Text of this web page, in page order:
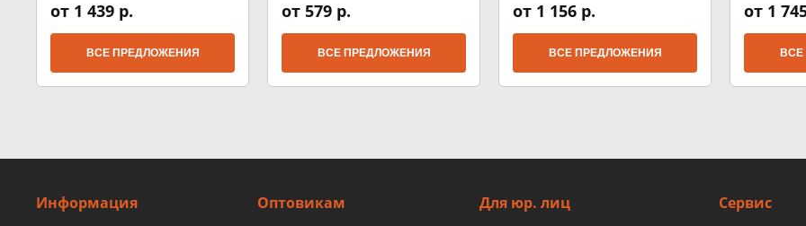
от 1 439 р.
ВСЕ ПРЕДЛОЖЕНИЯ
от 579 р.
ВСЕ ПРЕДЛОЖЕНИЯ
от 1 156 р.
ВСЕ ПРЕДЛОЖЕНИЯ
от 1
Информация Оптовикам Для юр. лиц Сервис